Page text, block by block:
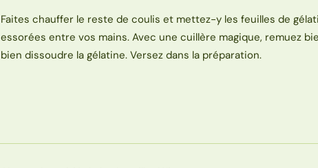
Faites chauffer le reste de coulis et mettez-y les feuilles de
essorées entre vos mains. Avec une cuillère magique, remuez
bien dissoudre la gélatine. Versez dans la préparation.